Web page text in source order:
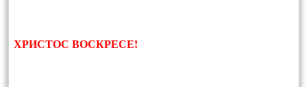
ХРИСТОС ВОСКРЕСЕ!